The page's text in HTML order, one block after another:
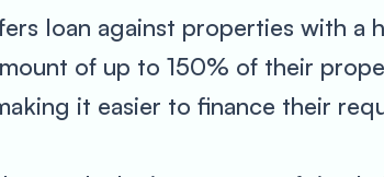
loan against properties with a
of up to 150% of their
it easier to finance their